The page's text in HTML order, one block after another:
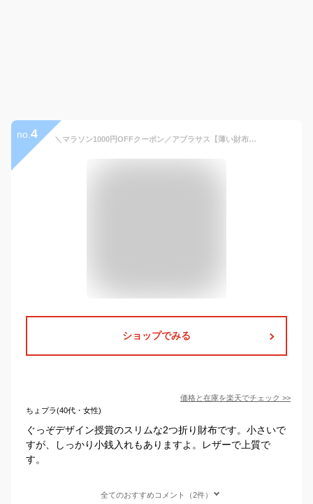
no. 4 ＼マラソン1000円OFFクーポン／アブラサス【薄い財布】薄い財布 メンズ コンパクト 二つ折り 本革 薄型 スーツ ポケット 膨らまない ジャケット 型崩れしない ズボン すっきり 座っても痛くない abrAsus 日本製 送料無料 ギフト
ショップでみる
価格と在庫を楽天でチェック >>
ちょプラ(40代・女性)
ぐっぞデザイン授賞のスリムな2つ折り財布です。小さいで
すが、しっかり小銭入れもありますよ。レザーで上質で
す。
全てのおすすめコメント（2件）